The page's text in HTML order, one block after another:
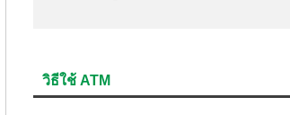
วิธีใช้ ATM